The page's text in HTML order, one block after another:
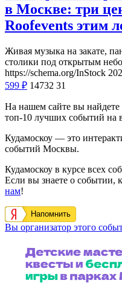
в Москве: три
Roofevents этим
Живая музыка на закате,
столики под открытым
https://schema.org/InStock
599 ₽ 14732 31
На нашем сайте вы
топ-10 лучших событий на
Кудамоскоу — это
событий Москвы.
Кудамоскоу в курсе всех
Если вы знаете о событии,
нам!
Напомнить
Вы организатор этого